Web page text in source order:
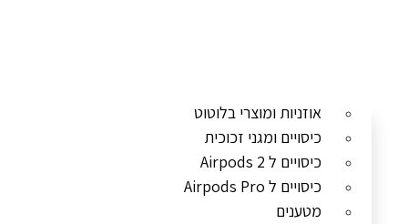
אוזניות ומוצרי בלוטוט
כיסויים ומגני זכוכית
כיסויים ל Airpods 2
כיסויים ל Airpods Pro
מטענים